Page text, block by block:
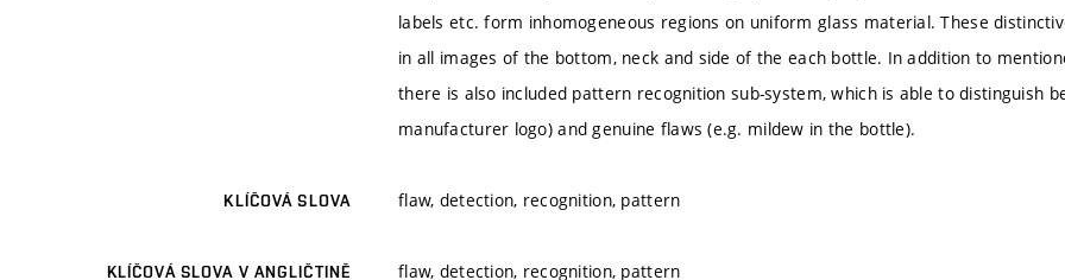
labels etc. form inhomogeneous regions on uniform glass material. These
in all images of the bottom, neck and side of the each bottle. In addition to
there is also included pattern recognition sub-system, which is able to distinguish
manufacturer logo) and genuine flaws (e.g. mildew in the bottle).
KLÍČOVÁ SLOVA flaw, detection, recognition, pattern
KLÍČOVÁ SLOVA V ANGLIČTINĚ flaw, detection, recognition, pattern